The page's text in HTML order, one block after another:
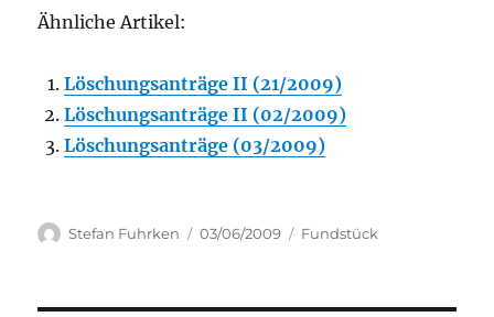
Ähnliche Artikel:
Löschungsanträge II (21/2009)
Löschungsanträge II (02/2009)
Löschungsanträge (03/2009)
Author
Stefan Fuhrken
Posted
03/06/2009 Categories
Fundstück